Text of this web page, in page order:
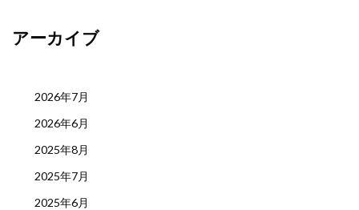
アーカイブ
2026年7月
2026年6月
2025年8月
2025年7月
2025年6月